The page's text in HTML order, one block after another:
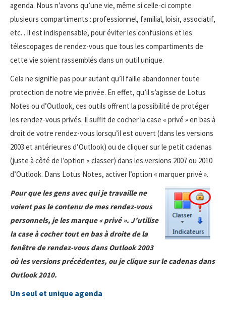
agenda. Nous n’avons qu’une vie, même si celle-ci compte
plusieurs compartiments : professionnel, familial, loisir, associatif,
etc. . Il est indispensable, pour éviter les confusions et les
télescopages de rendez-vous que tous les compartiments de
cette vie soient rassemblés dans un outil unique.
Cela ne signifie pas pour autant qu’il faille abandonner toute
protection de notre vie privée. En effet, qu’il s’agisse de Lotus
Notes ou d’Outlook, ces outils offrent la possibilité de protéger
les rendez-vous privés. Il suffit de cocher la case « privé » en bas à
droit de votre rendez-vous lorsqu’il est ouvert (dans les versions
2003 et antérieures d’Outlook) ou de cliquer sur le petit cadenas
(juste à côté de l’option « classer) dans les versions 2007 ou 2010
d’Outlook. Dans Lotus Notes, activer l’option « marquer privé ».
Pour que les gens avec qui je travaille ne
voient pas le contenu de mesrendez-vous
personnels, je les marque « privé ». J’utilise
la case à cocher tout en bas à droite de la
fenêtre de rendez-vous dans Outlook 2003
où les versions précédentes, ou je clique sur le cadenas dans
Outlook 2010.
Un seul et unique agenda